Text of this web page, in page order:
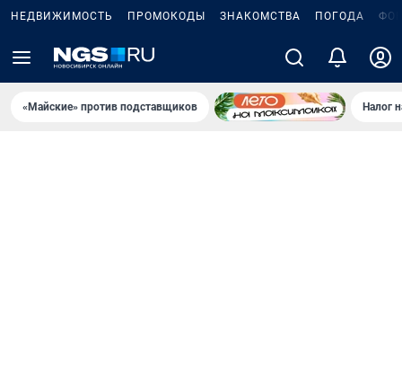
НЕДВИЖИМОСТЬ ПРОМОКОДЫ ЗНАКОМСТВА ПОГОДА
«Майские» против подставщиков Налог